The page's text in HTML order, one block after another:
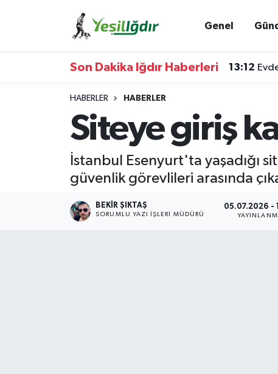
Genel
Son Dakika Iğdır Haberleri 13:12
HABERLER HABERLER
Siteye giriş
İstanbul Esenyurt'ta yaşadığı
güvenlik görevlileri arasında
BEKIR ŞIKTAŞ
SORUMLU YAZI İŞLERI MÜDÜRÜ
05.07.2026 -
Iğdır Trafik Yoğunluk Haritası
Süper Lig Puan Durumu ve Fikstür
Tüm Manşetler